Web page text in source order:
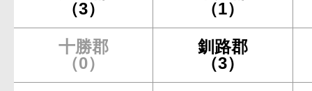
（3）
（1）
十勝郡
（0）
釧路郡
（3）